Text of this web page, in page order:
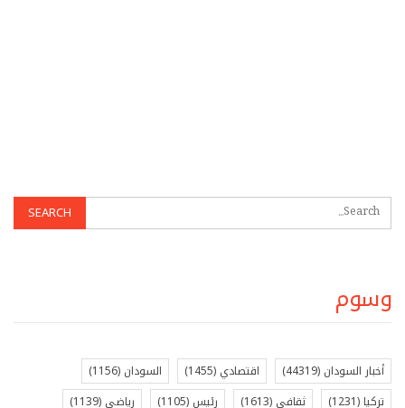
وسوم
أخبار السودان (44319) اقتصادي (1455) السودان (1156)
تركيا (1231) ثقافي (1613) رئيس (1105) رياضي (1139)